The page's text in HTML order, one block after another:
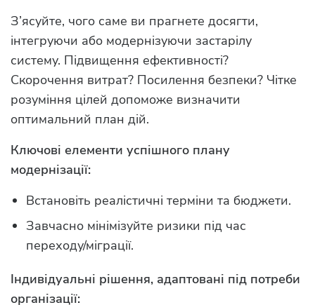
З’ясуйте, чого саме ви прагнете досягти,
інтегруючи або модернізуючи застарілу
систему. Підвищення ефективності?
Скорочення витрат? Посилення безпеки? Чітке
розуміння цілей допоможе визначити
оптимальний план дій.
Ключові елементи успішного плану
модернізації:
Встановіть реалістичні терміни та бюджети.
Завчасно мінімізуйте ризики під час
переходу/міграції.
Індивідуальні рішення, адаптовані під потреби
організації: